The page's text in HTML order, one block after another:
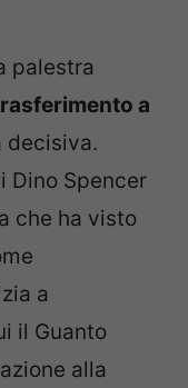
palestra
a
decisiva.
Dino Spencer
che ha visto
a
il Guanto
alla